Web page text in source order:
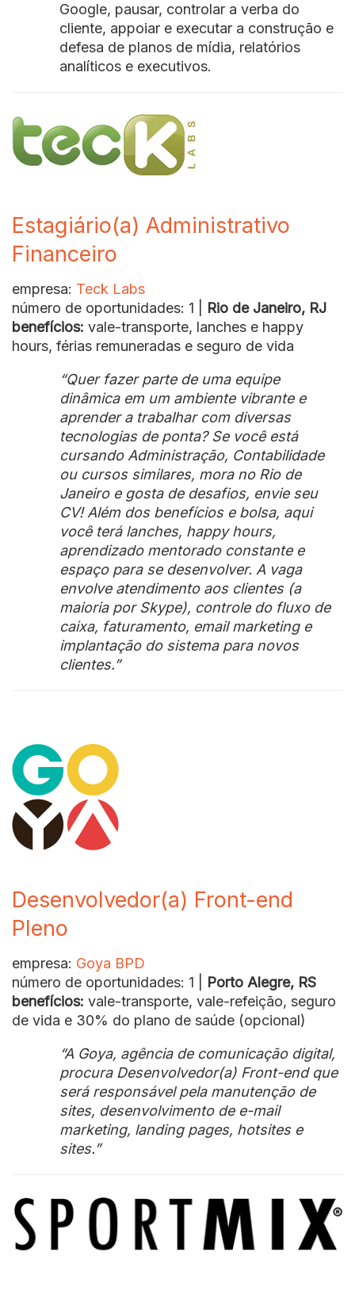
Google, pausar, controlar a verba do
cliente, appoiar e executar a construção e
defesa de planos de mídia, relatórios
analíticos e executivos.
Estagiário(a) Administrativo
Financeiro
empresa: Teck Labs
número de oportunidades: 1 | Rio de Janeiro, RJ
benefícios: vale-transporte, lanches e happy
hours, férias remuneradas e seguro de vida
“Quer fazer parte de uma equipe
dinâmica em um ambiente vibrante e
aprender a trabalhar com diversas
tecnologias de ponta? Se você está
cursando Administração, Contabilidade
ou cursos similares, mora no Rio de
Janeiro e gosta de desafios, envie seu
CV! Além dos benefícios e bolsa, aqui
você terá lanches, happy hours,
aprendizado mentorado constante e
espaço para se desenvolver. A vaga
envolve atendimento aos clientes (a
maioria por Skype), controle do fluxo de
caixa, faturamento, email marketing e
implantação do sistema para novos
clientes.”
Desenvolvedor(a) Front-end
Pleno
empresa: Goya BPD
número de oportunidades: 1 | Porto Alegre, RS
benefícios: vale-transporte, vale-refeição, seguro
de vida e 30% do plano de saúde (opcional)
“A Goya, agência de comunicação digital,
procura Desenvolvedor(a) Front-end que
será responsável pela manutenção de
sites, desenvolvimento de e-mail
marketing, landing pages, hotsites e
sites.”